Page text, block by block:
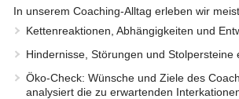
In unserem Coaching-Alltag erleben wir
Kettenreaktionen, Abhängigkeiten und
Hindernisse, Störungen und
Öko-Check: Wünsche und Ziele des
analysiert die zu erwartenden